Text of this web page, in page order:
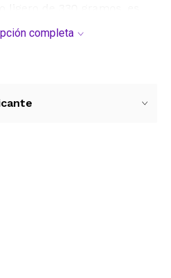
un excelente estimulo
completa